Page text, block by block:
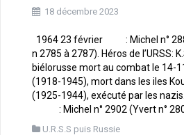
18 décembre 2023
1964 23 février : Michel n°
n 2785 à 2787). Héros de l’URSS:
biélorusse mort au combat le 14-
(1918-1945), mort dans les iles
(1925-1944), exécuté par les
: Michel n° 2902 (Yvert n°
U.R.S.S puis Russie